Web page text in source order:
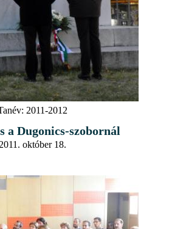
2011-2012
a Dugonics-szobornál
2011. október 18.